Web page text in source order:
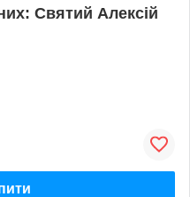
Святий Алексій